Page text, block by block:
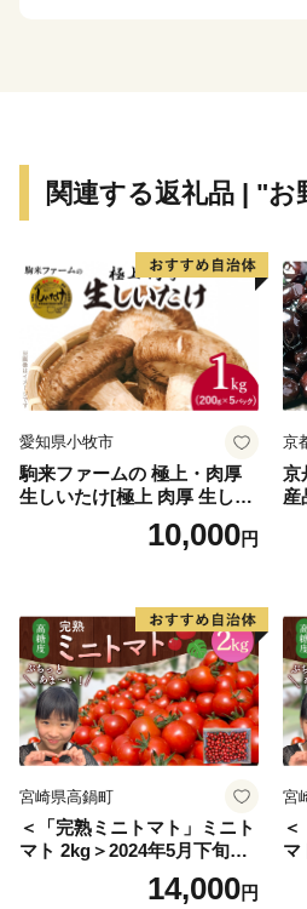
関連する返礼品 | "お
愛知県小牧市
駒来ファームの 極上・肉厚
生しいたけ[極上 肉厚 生しい
たけ 生シイタケ 生椎茸 安心
安全 国産 採れたて 新鮮 きの
10,000円
京
京
産
宮崎県高鍋町
＜「完熟ミニトマト」ミニト
マト 2kg＞2024年5月下旬迄
に順次出荷 野菜ソムリエサ
ミット アルル・リリカ共に
14,000円
宮
マ